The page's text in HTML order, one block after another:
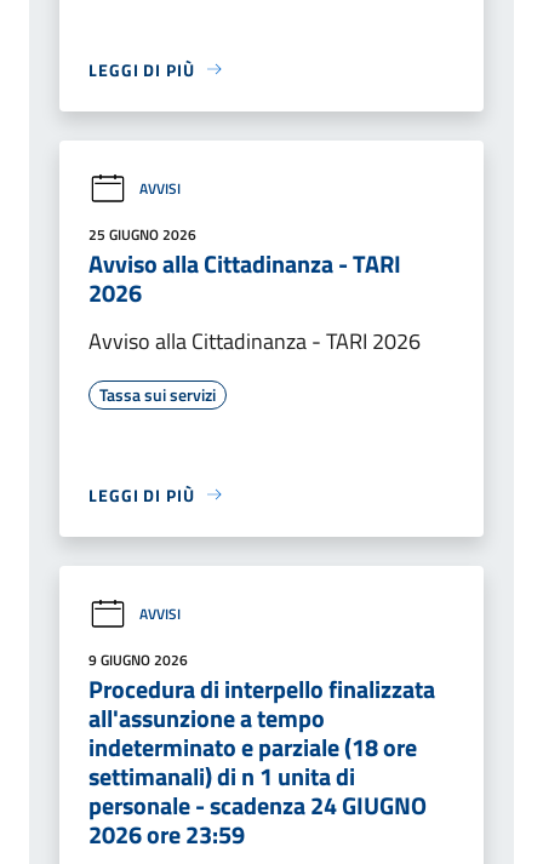
LEGGI DI PIÙ
AVVISI
25 GIUGNO 2026
Avviso alla Cittadinanza - TARI
2026
Avviso alla Cittadinanza - TARI 2026
Tassa sui servizi
LEGGI DI PIÙ
AVVISI
9 GIUGNO 2026
Procedura di interpello finalizzata
all'assunzione a tempo
indeterminato e parziale (18 ore
settimanali) di n 1 unita di
personale - scadenza 24 GIUGNO
2026 ore 23:59